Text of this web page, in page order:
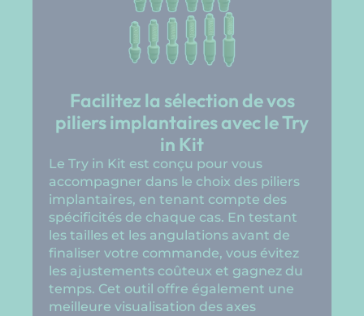
Facilitez la sélection de vos
piliers implantaires avec le Try
in Kit
Le Try in Kit est conçu pour vous
accompagner dans le choix des piliers
implantaires, en tenant compte des
spécificités de chaque cas. En testant
les tailles et les angulations avant de
finaliser votre commande, vous évitez
les ajustements coûteux et gagnez du
temps. Cet outil offre également une
meilleure visualisation des axes